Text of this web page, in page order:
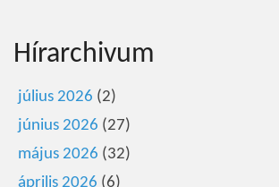
Hírarchivum
július 2026 (2)
június 2026 (27)
május 2026 (32)
április 2026 (6)